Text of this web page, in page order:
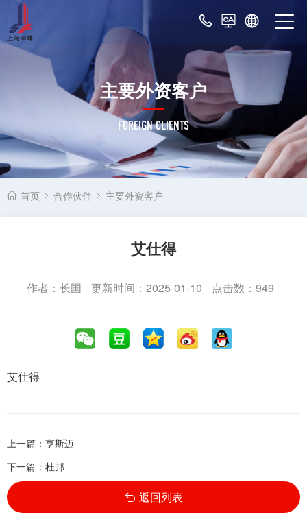
主要外资客户
FOREIGN CLIENTS
首页 合作伙伴 主要外资客户
艾仕得
作者：长国 更新时间：2025-01-10 点击数： 949
艾仕得
上一篇： 亨斯迈
下一篇： 杜邦
返回列表